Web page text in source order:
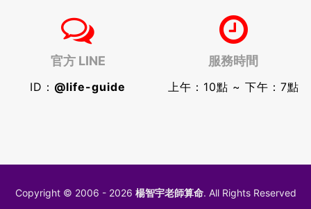
官方 LINE
ID： @life-guide
服務時間
上午：10點 ~ 下午：7點
Copyright © 2006 - 2026 楊智宇老師算命. All Rights Reserved